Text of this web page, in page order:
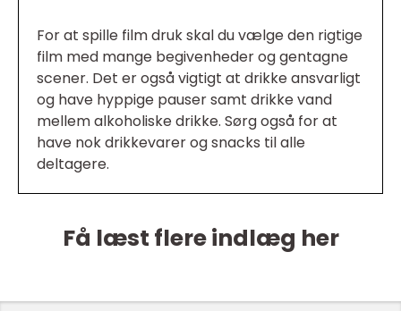
For at spille film druk skal du vælge den rigtige
film med mange begivenheder og gentagne
scener. Det er også vigtigt at drikke ansvarligt
og have hyppige pauser samt drikke vand
mellem alkoholiske drikke. Sørg også for at
have nok drikkevarer og snacks til alle
deltagere.
Få læst flere indlæg her